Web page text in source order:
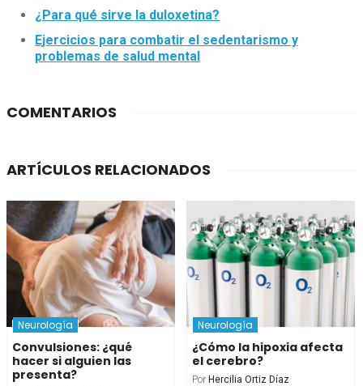
¿Para qué sirve la duloxetina?
Ejercicios para combatir el sedentarismo y
problemas de salud mental
COMENTARIOS
ARTÍCULOS RELACIONADOS
Neurología
Convulsiones: ¿qué
hacer si alguien las
presenta?
Neurología
¿Cómo la hipoxia afecta
el cerebro?
Por Hercilia Ortiz Díaz